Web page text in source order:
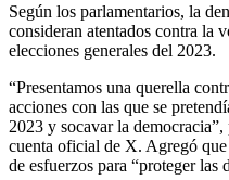
Según los parlamentarios, la
consideran atentados contra la
elecciones generales del 2023.
“Presentamos una querella
acciones con las que se
2023 y socavar la
cuenta oficial de X. Agregó
de esfuerzos para “proteger las